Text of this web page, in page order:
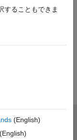
することもできま
(English)
ポリシー
ータス